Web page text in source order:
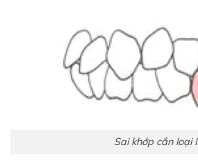
Sai khớp cắn loại I